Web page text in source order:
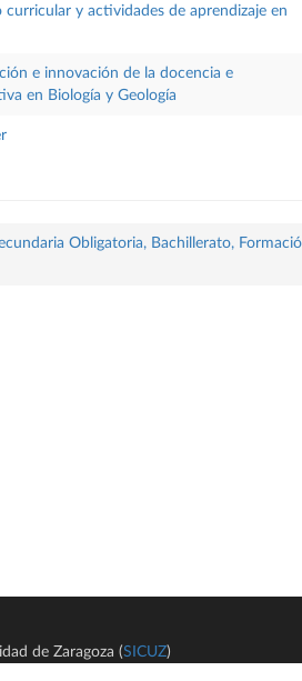
y actividades de aprendizaje en
e innovación de la docencia e
en Biología y Geología
Obligatoria, Bachillerato,
de Zaragoza (SICUZ)